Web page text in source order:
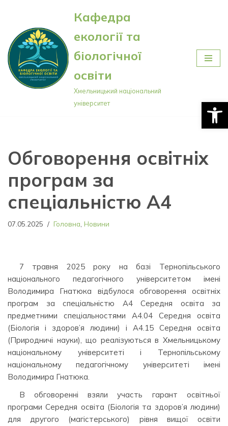
Перейти
до
вмісту
Кафедра
екології та
біологічної
освіти
Хмельницький національний
університет
Обговорення освітніх
програм за
спеціальністю А4
07.05.2025 Головна Новини
7 травня 2025 року на базі Тернопільського
національного педагогічного університетом імені
Володимира Гнатюка відбулося обговорення освітніх
програм за спеціальністю А4 Середня освіта за
предметними спеціальностями А4.04 Середня освіта
(Біологія і здоров’я людини) і А4.15 Середня освіта
(Природничі науки), що реалізуються в Хмельницькому
національному університеті і Тернопільському
національному педагогічному університеті імені
Володимира Гнатюка.
В обговоренні взяли участь гарант освітньої
програми Середня освіта (Біологія та здоров’я людини)
для другого (магістерського) рівня вищої освіти